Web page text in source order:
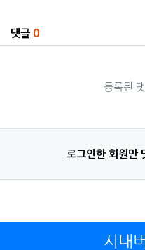
댓글 0
등록된
로그인한 회원만
시내